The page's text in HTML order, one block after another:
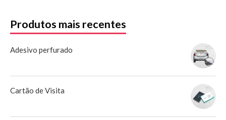
Produtos mais recentes
Adesivo perfurado
Cartão de Visita